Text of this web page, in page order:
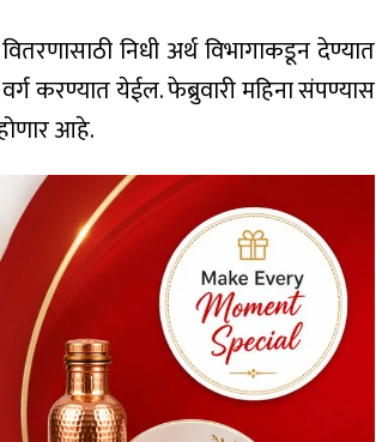
निधी अर्थ विभागाकडून देण्यात
करण्यात येईल. फेब्रुवारी महिना संपण्यास
आहे.